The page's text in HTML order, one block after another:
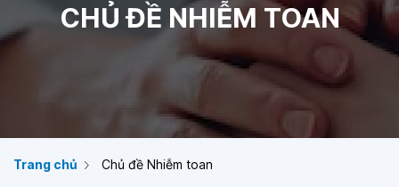
CHỦ ĐỀ NHIỄM TOAN
Trang chủ Chủ đề Nhiễm toan